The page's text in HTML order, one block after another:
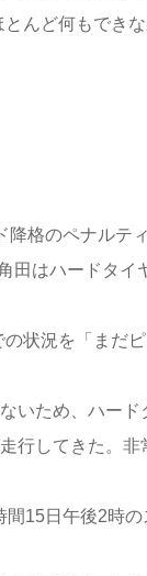
んど何もできな
格のペナルテ
田はハードタイ
状況を「まだ
いため、ハード
行してきた。非
15日午後2時の